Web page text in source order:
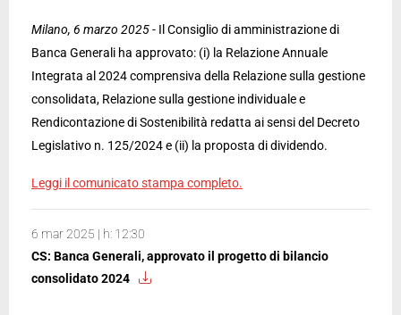
Milano, 6 marzo 2025- Il Consiglio di amministrazione di
Banca Generali ha approvato: (i) la Relazione Annuale
Integrata al 2024 comprensiva della Relazione sulla gestione
consolidata, Relazione sulla gestione individuale e
Rendicontazione di Sostenibilità redatta ai sensi del Decreto
Legislativo n. 125/2024 e (ii) la proposta di dividendo.
Leggi il comunicato stampa completo.
6 mar 2025 | h: 12:30
CS: Banca Generali, approvato il progetto di bilancio
consolidato 2024